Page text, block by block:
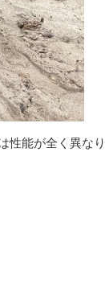
性能が全く異なり